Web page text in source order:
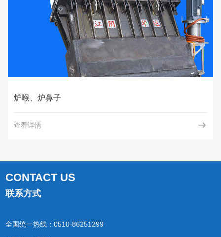
、炉鼻子
详情
CONTACT US
联系方式
全国统一热线：0510-86251299